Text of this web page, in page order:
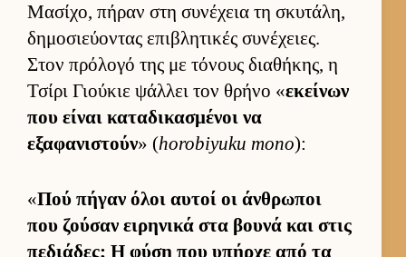
Μασίχο, πήραν στη συνέχεια τη σκυτάλη,
δημοσιεύ­οντας επιβλητικές συνέχειες.
Στον πρόλογό της με τόνους δια­θήκης, η
Τσίρι Γιού­κιε ψάλ­λει τον θρήνο «εκεί­νων
που εί­ναι καταδικασμένοι να
εξαφανιστούν» (horobiyuku mono):
«Πού πήγαν όλοι αυ­τοί οι άν­θρωποι
που ζού­σαν ει­ρηνικά στα βουνά και στις
πεδιάδες; Η φύση που υπήρχε από τα